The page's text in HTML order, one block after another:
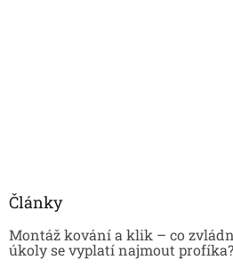
Články
Montáž kování a klik – co
úkoly se vyplatí najmout profíka?